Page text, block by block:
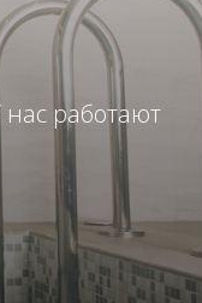
нас работают